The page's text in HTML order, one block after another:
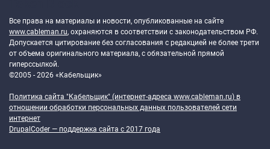
Все права на материалы и новости, опубликованные на сайте
www.cableman.ru, охраняются в соответствии с законодательством РФ.
Допускается цитирование без согласования с редакцией не более трети
от объема оригинального материала, с обязательной прямой
гиперссылкой.
©2005 - 2026 «Кабельщик»
Политика сайта "Кабельщик" (интернет-адреса www.cableman.ru) в
отношении обработки персональных данных пользователей сети
интернет
DrupalCoder — поддержка сайта c 2017 года